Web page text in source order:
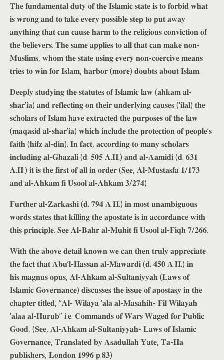
𝐓𝐡𝐞 𝐟𝐮𝐧𝐝𝐚𝐦𝐞𝐧𝐭𝐚𝐥 𝐝𝐮𝐭𝐲 𝐨𝐟 𝐭𝐡𝐞 𝐈𝐬𝐥𝐚𝐦𝐢𝐜 𝐬𝐭𝐚𝐭𝐞 𝐢𝐬 𝐭𝐨 𝐟𝐨𝐫𝐛𝐢𝐝 𝐰𝐡𝐚𝐭
𝐢𝐬 𝐰𝐫𝐨𝐧𝐠 𝐚𝐧𝐝 𝐭𝐨 𝐭𝐚𝐤𝐞 𝐞𝐯𝐞𝐫𝐲 𝐩𝐨𝐬𝐬𝐢𝐛𝐥𝐞 𝐬𝐭𝐞𝐩 𝐭𝐨 𝐩𝐮𝐭 𝐚𝐰𝐚𝐲
𝐚𝐧𝐲𝐭𝐡𝐢𝐧𝐠 𝐭𝐡𝐚𝐭 𝐜𝐚𝐧 𝐜𝐚𝐮𝐬𝐞 𝐡𝐚𝐫𝐦 𝐭𝐨 𝐭𝐡𝐞 𝐫𝐞𝐥𝐢𝐠𝐢𝐨𝐮𝐬 𝐜𝐨𝐧𝐯𝐢𝐜𝐭𝐢𝐨𝐧 𝐨𝐟
𝐭𝐡𝐞 𝐛𝐞𝐥𝐢𝐞𝐯𝐞𝐫𝐬. 𝐓𝐡𝐞 𝐬𝐚𝐦𝐞 𝐚𝐩𝐩𝐥𝐢𝐞𝐬 𝐭𝐨 𝐚𝐥𝐥 𝐭𝐡𝐚𝐭 𝐜𝐚𝐧 𝐦𝐚𝐤𝐞 𝐧𝐨𝐧-
𝐌𝐮𝐬𝐥𝐢𝐦𝐬, 𝐰𝐡𝐨𝐦 𝐭𝐡𝐞 𝐬𝐭𝐚𝐭𝐞 𝐮𝐬𝐢𝐧𝐠 𝐞𝐯𝐞𝐫𝐲 𝐧𝐨𝐧-𝐜𝐨𝐞𝐫𝐜𝐢𝐯𝐞 𝐦𝐞𝐚𝐧𝐬
𝐭𝐫𝐢𝐞𝐬 𝐭𝐨 𝐰𝐢𝐧 𝐟𝐨𝐫 𝐈𝐬𝐥𝐚𝐦, 𝐡𝐚𝐫𝐛𝐨𝐫 (𝐦𝐨𝐫𝐞) 𝐝𝐨𝐮𝐛𝐭𝐬 𝐚𝐛𝐨𝐮𝐭 𝐈𝐬𝐥𝐚𝐦.
𝐃𝐞𝐞𝐩𝐥𝐲 𝐬𝐭𝐮𝐝𝐲𝐢𝐧𝐠 𝐭𝐡𝐞 𝐬𝐭𝐚𝐭𝐮𝐭𝐞𝐬 𝐨𝐟 𝐈𝐬𝐥𝐚𝐦𝐢𝐜 𝐥𝐚𝐰 (𝐚𝐡𝐤𝐚𝐦 𝐚𝐥-
𝐬𝐡𝐚𝐫’𝐢𝐚) 𝐚𝐧𝐝 𝐫𝐞𝐟𝐥𝐞𝐜𝐭𝐢𝐧𝐠 𝐨𝐧 𝐭𝐡𝐞𝐢𝐫 𝐮𝐧𝐝𝐞𝐫𝐥𝐲𝐢𝐧𝐠 𝐜𝐚𝐮𝐬𝐞𝐬 (‘𝐢𝐥𝐚𝐥) 𝐭𝐡𝐞
𝐬𝐜𝐡𝐨𝐥𝐚𝐫𝐬 𝐨𝐟 𝐈𝐬𝐥𝐚𝐦 𝐡𝐚𝐯𝐞 𝐞𝐱𝐭𝐫𝐚𝐜𝐭𝐞𝐝 𝐭𝐡𝐞 𝐩𝐮𝐫𝐩𝐨𝐬𝐞𝐬 𝐨𝐟 𝐭𝐡𝐞 𝐥𝐚𝐰
(𝐦𝐚𝐪𝐚𝐬𝐢𝐝 𝐚𝐥-𝐬𝐡𝐚𝐫’𝐢𝐚) 𝐰𝐡𝐢𝐜𝐡 𝐢𝐧𝐜𝐥𝐮𝐝𝐞 𝐭𝐡𝐞 𝐩𝐫𝐨𝐭𝐞𝐜𝐭𝐢𝐨𝐧 𝐨𝐟 𝐩𝐞𝐨𝐩𝐥𝐞’𝐬
𝐟𝐚𝐢𝐭𝐡 (𝐡𝐢𝐟𝐳 𝐚𝐥-𝐝𝐢𝐧). 𝐈𝐧 𝐟𝐚𝐜𝐭, 𝐚𝐜𝐜𝐨𝐫𝐝𝐢𝐧𝐠 𝐭𝐨 𝐦𝐚𝐧𝐲 𝐬𝐜𝐡𝐨𝐥𝐚𝐫𝐬
𝐢𝐧𝐜𝐥𝐮𝐝𝐢𝐧𝐠 𝐚𝐥-𝐆𝐡𝐚𝐳𝐚𝐥𝐢 (𝐝. 𝟓𝟎𝟓 𝐀.𝐇.) 𝐚𝐧𝐝 𝐚𝐥-𝐀𝐚𝐦𝐢𝐝𝐢 (𝐝. 𝟔𝟑𝟏
𝐀.𝐇.) 𝐢𝐭 𝐢𝐬 𝐭𝐡𝐞 𝐟𝐢𝐫𝐬𝐭 𝐨𝐟 𝐚𝐥𝐥 𝐢𝐧 𝐨𝐫𝐝𝐞𝐫 (𝐒𝐞𝐞, 𝐀𝐥-𝐌𝐮𝐬𝐭𝐚𝐬𝐟𝐚 𝟏/𝟏𝟕𝟑
𝐚𝐧𝐝 𝐚𝐥-𝐀𝐡𝐤𝐚𝐦 𝐟𝐢 𝐔𝐬𝐨𝐨𝐥 𝐚𝐥-𝐀𝐡𝐤𝐚𝐦 𝟑/𝟐𝟕𝟒)
𝐅𝐮𝐫𝐭𝐡𝐞𝐫 𝐚𝐥-𝐙𝐚𝐫𝐤𝐚𝐬𝐡𝐢 (𝐝. 𝟕𝟗𝟒 𝐀.𝐇.) 𝐢𝐧 𝐦𝐨𝐬𝐭 𝐮𝐧𝐚𝐦𝐛𝐢𝐠𝐮𝐨𝐮𝐬
𝐰𝐨𝐫𝐝𝐬 𝐬𝐭𝐚𝐭𝐞𝐬 𝐭𝐡𝐚𝐭 𝐤𝐢𝐥𝐥𝐢𝐧𝐠 𝐭𝐡𝐞 𝐚𝐩𝐨𝐬𝐭𝐚𝐭𝐞 𝐢𝐬 𝐢𝐧 𝐚𝐜𝐜𝐨𝐫𝐝𝐚𝐧𝐜𝐞 𝐰𝐢𝐭𝐡
𝐭𝐡𝐢𝐬 𝐩𝐫𝐢𝐧𝐜𝐢𝐩𝐥𝐞. 𝐒𝐞𝐞 𝐀𝐥-𝐁𝐚𝐡𝐫 𝐚𝐥-𝐌𝐮𝐡𝐢𝐭 𝐟𝐢 𝐔𝐬𝐨𝐨𝐥 𝐚𝐥-𝐅𝐢𝐪𝐡 𝟕/𝟐𝟔𝟔.
𝐖𝐢𝐭𝐡 𝐭𝐡𝐞 𝐚𝐛𝐨𝐯𝐞 𝐝𝐞𝐭𝐚𝐢𝐥 𝐤𝐧𝐨𝐰𝐧 𝐰𝐞 𝐜𝐚𝐧 𝐭𝐡𝐞𝐧 𝐭𝐫𝐮𝐥𝐲 𝐚𝐩𝐩𝐫𝐞𝐜𝐢𝐚𝐭𝐞
𝐭𝐡𝐞 𝐟𝐚𝐜𝐭 𝐭𝐡𝐚𝐭 𝐀𝐛𝐮’𝐥-𝐇𝐚𝐬𝐬𝐚𝐧 𝐚𝐥-𝐌𝐚𝐰𝐚𝐫𝐝𝐢 (𝐝. 𝟒𝟓𝟎 𝐀.𝐇.) 𝐢𝐧
𝐡𝐢𝐬 𝐦𝐚𝐠𝐧𝐮𝐬 𝐨𝐩𝐮𝐬, 𝐀𝐥-𝐀𝐡𝐤𝐚𝐦 𝐚𝐥-𝐒𝐮𝐥𝐭𝐚𝐧𝐢𝐲𝐲𝐚𝐡 (𝐋𝐚𝐰𝐬 𝐨𝐟
𝐈𝐬𝐥𝐚𝐦𝐢𝐜 𝐆𝐨𝐯𝐞𝐫𝐧𝐚𝐧𝐜𝐞) 𝐝𝐢𝐬𝐜𝐮𝐬𝐬𝐞𝐬 𝐭𝐡𝐞 𝐢𝐬𝐬𝐮𝐞 𝐨𝐟 𝐚𝐩𝐨𝐬𝐭𝐚𝐬𝐲 𝐢𝐧 𝐭𝐡𝐞
𝐜𝐡𝐚𝐩𝐭𝐞𝐫 𝐭𝐢𝐭𝐥𝐞𝐝, “𝐀𝐥- 𝐖𝐢𝐥𝐚𝐲𝐚 ‘𝐚𝐥𝐚 𝐚𝐥-𝐌𝐚𝐬𝐚𝐡𝐢𝐡- 𝐅𝐢𝐥 𝐖𝐢𝐥𝐚𝐲𝐚𝐡
‘𝐚𝐥𝐚𝐚 𝐚𝐥-𝐇𝐮𝐫𝐮𝐛” 𝐢.𝐞. 𝐂𝐨𝐦𝐦𝐚𝐧𝐝𝐬 𝐨𝐟 𝐖𝐚𝐫𝐬 𝐖𝐚𝐠𝐞𝐝 𝐟𝐨𝐫 𝐏𝐮𝐛𝐥𝐢𝐜
𝐆𝐨𝐨𝐝, (𝐒𝐞𝐞, 𝐀𝐥-𝐀𝐡𝐤𝐚𝐦 𝐚𝐥-𝐒𝐮𝐥𝐭𝐚𝐧𝐢𝐲𝐲𝐚𝐡- 𝐋𝐚𝐰𝐬 𝐨𝐟 𝐈𝐬𝐥𝐚𝐦𝐢𝐜
𝐆𝐨𝐯𝐞𝐫𝐧𝐚𝐧𝐜𝐞, 𝐓𝐫𝐚𝐧𝐬𝐥𝐚𝐭𝐞𝐝 𝐛𝐲 𝐀𝐬𝐚𝐝𝐮𝐥𝐥𝐚𝐡 𝐘𝐚𝐭𝐞, 𝐓𝐚-𝐇𝐚
𝐩𝐮𝐛𝐥𝐢𝐬𝐡𝐞𝐫𝐬, 𝐋𝐨𝐧𝐝𝐨𝐧 𝟏𝟗𝟗𝟔 𝐩.𝟖𝟑)